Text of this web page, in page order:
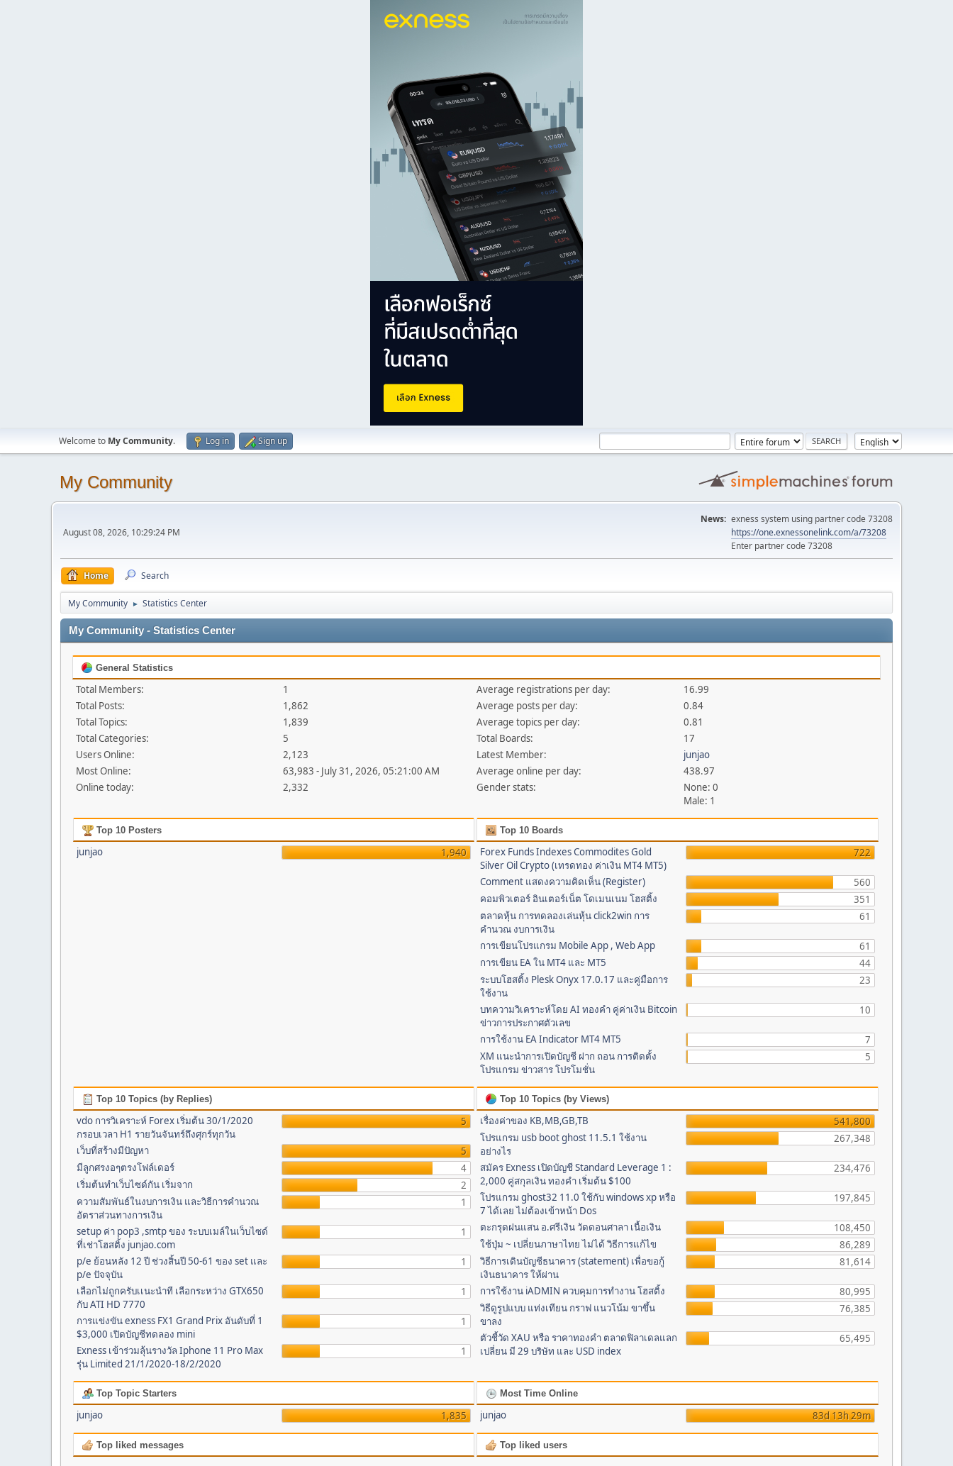
Welcome to My Community. Log in Sign up
My Community
August 08, 2026, 10:29:24 PM
News: exness system using partner code 73208
https://one.exnessonelink.com/a/73208
Enter partner code 73208
Home Search
My Community ► Statistics Center
My Community - Statistics Center
General Statistics
Total Members:
1
Total Posts:
1,862
Total Topics:
1,839
Total Categories:
5
Users Online:
2,123
Most Online:
63,983 - July 31, 2026, 05:21:00 AM
Online today:
2,332
Average registrations per day:
16.99
Average posts per day:
0.84
Average topics per day:
0.81
Total Boards:
17
Latest Member:
junjao
Average online per day:
438.97
Gender stats:
None: 0
Male: 1
Top 10 Posters
junjao 1,940
Top 10 Boards
Forex Funds Indexes Commodites Gold
Silver Oil Crypto (เทรดทอง ค่าเงิน MT4 MT5)
722
Comment แสดงความคิดเห็น (Register)
560
คอมพิวเตอร์ อินเตอร์เน็ต โดเมนเนม โฮสติ้ง
351
ตลาดหุ้น การทดลองเล่นหุ้น click2win การ
คำนวณ งบการเงิน
61
การเขียนโปรแกรม Mobile App , Web App
61
การเขียน EA ใน MT4 และ MT5
44
ระบบโฮสติ้ง Plesk Onyx 17.0.17 และคู่มือการ
ใช้งาน
23
บทความวิเคราะห์โดย AI ทองคำ คู่ค่าเงิน Bitcoin
ข่าวการประกาศตัวเลข
10
การใช้งาน EA Indicator MT4 MT5
7
XM แนะนำการเปิดบัญชี ฝาก ถอน การติดตั้ง
โปรแกรม ข่าวสาร โปรโมชั่น
5
Top 10 Topics (by Replies)
vdo การวิเคราะห์ Forex เริ่มต้น 30/1/2020
กรอบเวลา H1 รายวันจันทร์ถึงศุกร์ทุกวัน
5
เว็บที่สร้างมีปัญหา
5
มีลูกศรงอๆตรงโฟล์เดอร์
4
เริ่มต้นทำเว็บไซด์กัน เริ่มจาก
2
ความสัมพันธ์ในงบการเงิน และวิธีการคำนวณ
อัตราส่วนทางการเงิน
1
setup ค่า pop3 ,smtp ของ ระบบเมล์ในเว็บไซด์
ที่เช่าโฮสติ้ง junjao.com
1
p/e ย้อนหลัง 12 ปี ช่วงสิ้นปี 50-61 ของ set และ
p/e ปัจจุบัน
1
เลือกไม่ถูกครับเเนะนำที เลือกระหว่าง GTX650
กับ ATI HD 7770
1
การแข่งขัน exness FX1 Grand Prix อันดับที่ 1
$3,000 เปิดบัญชีทดลอง mini
1
Exness เข้าร่วมลุ้นรางวัล Iphone 11 Pro Max
รุ่น Limited 21/1/2020-18/2/2020
1
Top 10 Topics (by Views)
เรื่องค่าของ KB,MB,GB,TB
541,800
โปรแกรม usb boot ghost 11.5.1 ใช้งาน
อย่างไร
267,348
สมัคร Exness เปิดบัญชี Standard Leverage 1 :
2,000 คู่สกุลเงิน ทองคำ เริ่มต้น $100
234,476
โปรแกรม ghost32 11.0 ใช้กับ windows xp หรือ
7 ได้เลย ไม่ต้องเข้าหน้า Dos
197,845
ตะกรุดฝนแสน อ.ศรีเงิน วัดดอนศาลา เนื้อเงิน
108,450
ใช้ปุ่ม ~ เปลี่ยนภาษาไทย ไม่ได้ วิธีการแก้ไข
86,289
วิธีการเดินบัญชีธนาคาร (statement) เพื่อขอกู้
เงินธนาคาร ให้ผ่าน
81,614
การใช้งาน iADMIN ควบคุมการทำงาน โฮสติ้ง
80,995
วิธีดูรูปแบบ แท่งเทียน กราฟ แนวโน้ม ขาขึ้น
ขาลง
76,385
ตัวชี้วัด XAU หรือ ราคาทองคำ ตลาดฟิลาเดลแลก
เปลี่ยน มี 29 บริษัท และ USD index
65,495
Top Topic Starters
junjao 1,835
Most Time Online
junjao 83d 13h 29m
Top liked messages Top liked users